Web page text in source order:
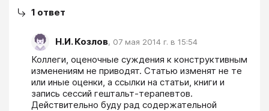
1 ответ
Н.И. Козлов, 07 мая 2014 г. в 15:54
Коллеги, оценочные суждения к конструктивным
изменениям не приводят. Статью изменят не те
или иные оценки, а ссылки на статьи, книги и
запись сессий гештальт-терапевтов.
Действительно буду рад содержательной